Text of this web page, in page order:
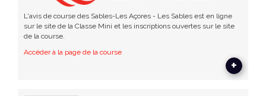
L'avis de course des Sables-Les Açores - Les Sables est en ligne
sur le site de la Classe Mini et les inscriptions ouvertes sur le site
de la course.
Accéder à la page de la course
+